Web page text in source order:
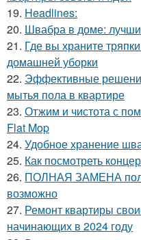
19. Headlines:
20. Швабра в доме:
21. Где вы храните
домашней уборки
22. Эффективные
мытья пола в квартире
23. Отжим и чистота с
Flat Mop
24. Удобное хранение
25. Как посмотреть
26. ПОЛНАЯ ЗАМЕНА
возможно
27. Ремонт квартиры
начинающих в 2024 году